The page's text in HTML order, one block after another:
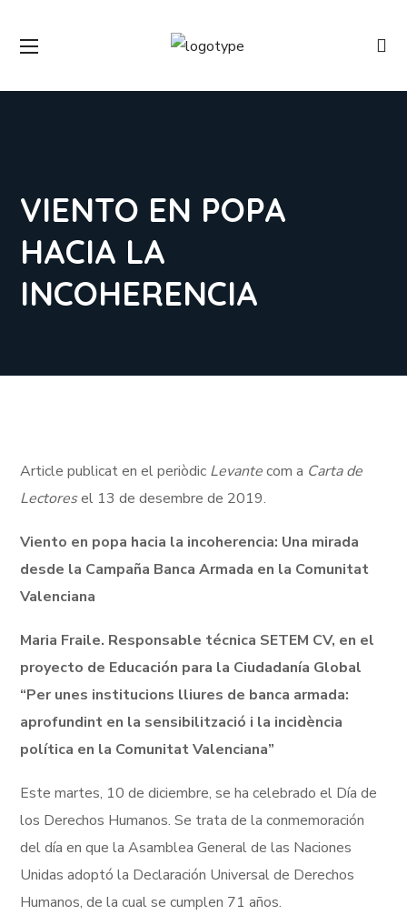
VIENTO EN POPA
HACIA LA
INCOHERENCIA
Article publicat en el periòdic Levantecom a Carta de
Lectoresel 13 de desembre de 2019.
Viento en popa hacia la incoherencia: Una mirada
desde la Campaña Banca Armada en la Comunitat
Valenciana
Maria Fraile. Responsable técnica SETEM CV, en el
proyecto de Educación para la Ciudadanía Global
“Per unes institucions lliures de banca armada:
aprofundint en la sensibilització i la incidència
política en la Comunitat Valenciana”
Este martes, 10 de diciembre, se ha celebrado el Día de
los Derechos Humanos. Se trata de la conmemoración
del día en que la Asamblea General de las Naciones
Unidas adoptó la Declaración Universal de Derechos
Humanos, de la cual se cumplen 71 años.